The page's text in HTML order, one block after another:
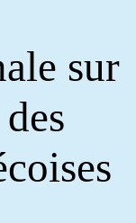
sur